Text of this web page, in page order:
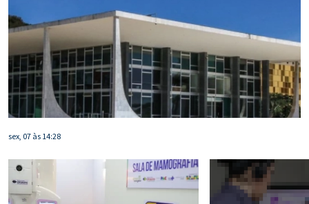
sex, 07 às 14:28